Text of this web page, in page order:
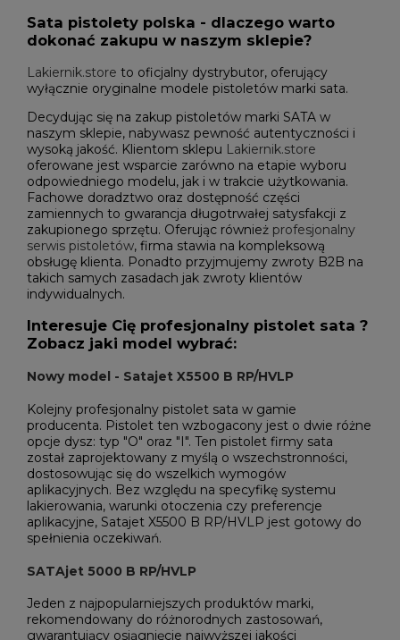
Sata pistolety polska - dlaczego warto
dokonać zakupu w naszym sklepie?
Lakiernik.store to oficjalny dystrybutor, oferujący
wyłącznie oryginalne modele pistoletów marki sata.
Decydując się na zakup pistoletów marki SATA w
naszym sklepie, nabywasz pewność autentyczności i
wysoką jakość. Klientom sklepu Lakiernik.store
oferowane jest wsparcie zarówno na etapie wyboru
odpowiedniego modelu, jak i w trakcie użytkowania.
Fachowe doradztwo oraz dostępność części
zamiennych to gwarancja długotrwałej satysfakcji z
zakupionego sprzętu. Oferując również profesjonalny
serwis pistoletów, firma stawia na kompleksową
obsługę klienta. Ponadto przyjmujemy zwroty B2B na
takich samych zasadach jak zwroty klientów
indywidualnych.
Interesuje Cię profesjonalny pistolet sata ?
Zobacz jaki model wybrać:
Nowy model - Satajet X5500 B RP/HVLP
Kolejny profesjonalny pistolet sata w gamie
producenta. Pistolet ten wzbogacony jest o dwie różne
opcje dysz: typ "O" oraz "I". Ten pistolet firmy sata
został zaprojektowany z myślą o wszechstronności,
dostosowując się do wszelkich wymogów
aplikacyjnych. Bez względu na specyfikę systemu
lakierowania, warunki otoczenia czy preferencje
aplikacyjne, Satajet X5500 B RP/HVLP jest gotowy do
spełnienia oczekiwań.
SATAjet 5000 B RP/HVLP
Jeden z najpopularniejszych produktów marki,
rekomendowany do różnorodnych zastosowań,
gwarantujący osiągnięcie najwyższej jakości